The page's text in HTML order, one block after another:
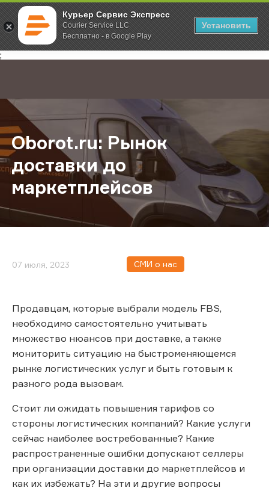
Курьер Сервис Экспресс
Courier Service LLC
Бесплатно - в Google Play
Установить
;
Главная О компании Новости Oborot.ru: Рынок доставки до
Oborot.ru: Рынок
доставки до
маркетплейсов
07 июля, 2023 СМИ о нас
Продавцам, которые выбрали модель FBS,
необходимо самостоятельно учитывать
множество нюансов при доставке, а также
мониторить ситуацию на быстроменяющемся
рынке логистических услуг и быть готовым к
разного рода вызовам.
Стоит ли ожидать повышения тарифов со
стороны логистических компаний? Какие услуги
сейчас наиболее востребованные? Какие
распространенные ошибки допускают селлеры
при организации доставки до маркетплейсов и
как их избежать? На эти и другие вопросы